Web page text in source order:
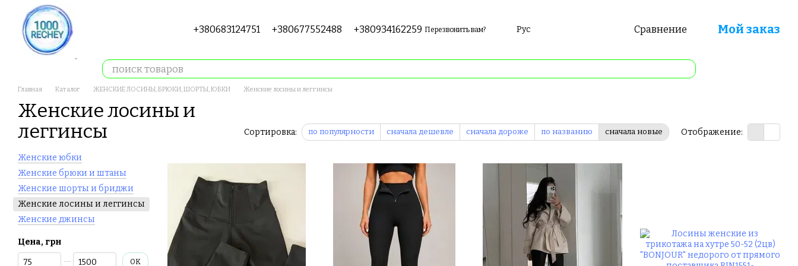
Перейти к основному контенту
+380683124751 +380677552488 +380934162259 Перезвонить вам? Рус Сравнение Мой заказ
Главная Каталог ЖЕНСКИЕ ЛОСИНЫ, БРЮКИ, ШОРТЫ, ЮБКИ Женские лосины и леггинсы
Женские лосины и
леггинсы
Сортировка: по популярности сначала дешевле сначала дороже по названию сначала новые Отображение:
Женские юбки
Женские брюки и штаны
Женские шорты и бриджи
Женские лосины и леггинсы
Женские джинсы
Цена, грн
От Цена, грн
До Цена, грн OK